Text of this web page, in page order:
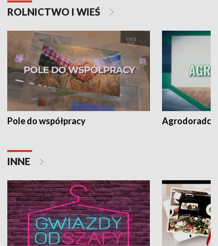
ROLNICTWO I WIEŚ
Pole do współpracy Agrodoradcy
INNE